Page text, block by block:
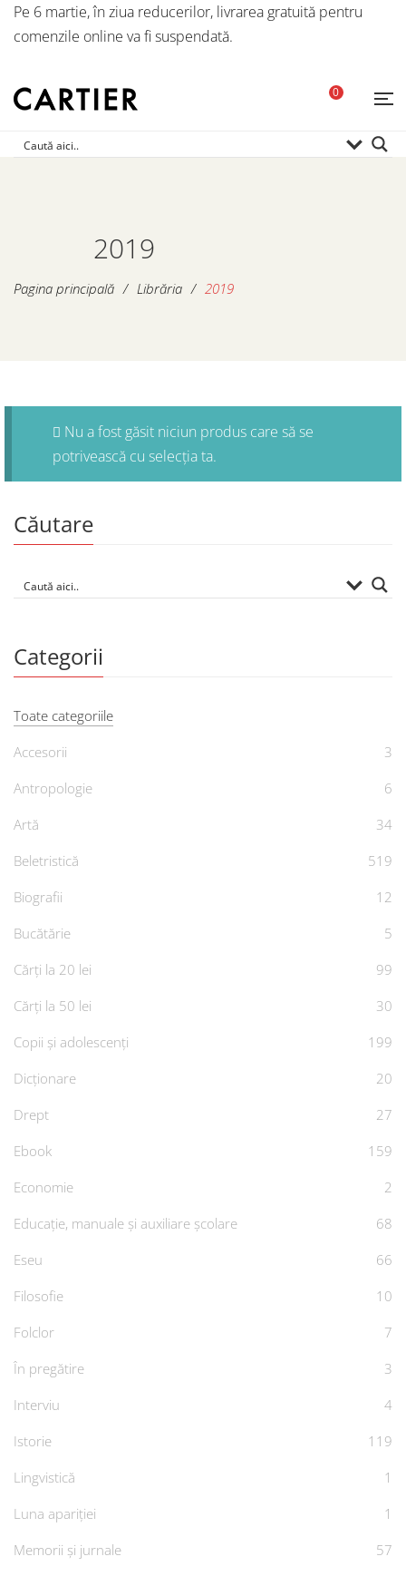
Pe 6 martie, în ziua reducerilor, livrarea gratuită pentru
comenzile online va fi suspendată.
0
2019
Pagina principală / Librăria / 2019
Nu a fost găsit niciun produs care să se
potrivească cu selecția ta.
Căutare
Categorii
Toate categoriile
Accesorii
3
Antropologie
6
Artă
34
Beletristică
519
Biografii
12
Bucătărie
5
Cărți la 20 lei
99
Cărți la 50 lei
30
Copii și adolescenți
199
Dicționare
20
Drept
27
Ebook
159
Economie
2
Educație, manuale și auxiliare școlare
68
Eseu
66
Filosofie
10
Folclor
7
În pregătire
3
Interviu
4
Istorie
119
Lingvistică
1
Luna apariției
1
Memorii și jurnale
57